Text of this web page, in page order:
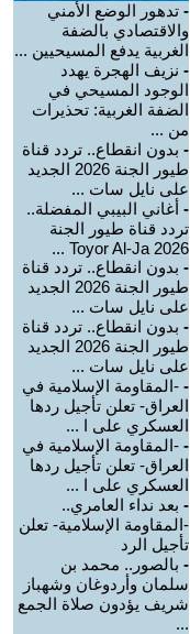
- تدهور الوضع الأمني
والاقتصادي بالضفة
الغربية يدفع المسيحيين ...
- نزيف الهجرة يهدد
الوجود المسيحي في
الضفة الغربية: تحذيرات
من ...
- بدون انقطاع.. تردد قناة
طيور الجنة 2026 الجديد
على نايل سات ...
- أغاني البيبي المفضلة..
تردد قناة طيور الجنة
2026 Toyor Al-Ja ...
- بدون انقطاع.. تردد قناة
طيور الجنة 2026 الجديد
على نايل سات ...
- بدون انقطاع.. تردد قناة
طيور الجنة 2026 الجديد
على نايل سات ...
- -المقاومة الإسلامية في
العراق- تعلن تأجيل ردها
العسكري على ا ...
- -المقاومة الإسلامية في
العراق- تعلن تأجيل ردها
العسكري على ا ...
- بعد نداء العامري..
-المقاومة الإسلامية- تعلن
تأجيل الرد
- بالصور.. محمد بن
سلمان وأردوغان وشهباز
شريف يؤدون صلاة الجمع
...